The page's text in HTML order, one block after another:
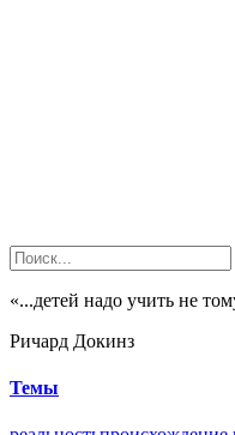
«...детей надо учить не
Ричард Докинз
Темы